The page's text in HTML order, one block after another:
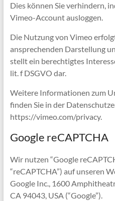
Dies können Sie verhindern,
Vimeo-Account ausloggen.
Die Nutzung von Vimeo
ansprechenden Darstellung
stellt ein berechtigtes
lit. f DSGVO dar.
Weitere Informationen zum
finden Sie in der
https://vimeo.com/privacy.
Google reCAPTCHA
Wir nutzen “Google
“reCAPTCHA”) auf unseren
Google Inc., 1600
CA 94043, USA (“Google”).